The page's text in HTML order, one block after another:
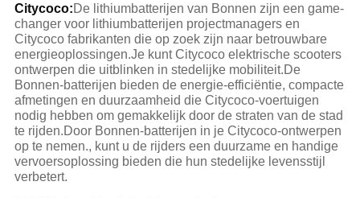
Citycoco:De lithiumbatterijen van Bonnen zijn een game-
changer voor lithiumbatterijen projectmanagers en
Citycoco fabrikanten die op zoek zijn naar betrouwbare
energieoplossingen.Je kunt Citycoco elektrische scooters
ontwerpen die uitblinken in stedelijke mobiliteit.De
Bonnen-batterijen bieden de energie-efficiëntie, compacte
afmetingen en duurzaamheid die Citycoco-voertuigen
nodig hebben om gemakkelijk door de straten van de stad
te rijden.Door Bonnen-batterijen in je Citycoco-ontwerpen
op te nemen., kunt u de rijders een duurzame en handige
vervoersoplossing bieden die hun stedelijke levensstijl
verbetert.